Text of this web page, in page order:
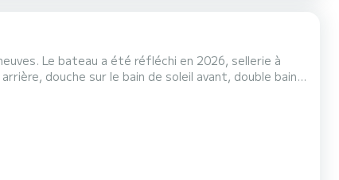
Le bateau a été réfléchi en 2026, sellerie à
douche sur le bain de soleil avant, double bain
guindeau électrique, lumières de courtoisie, taud.
touristique (Portum), de l'eau...